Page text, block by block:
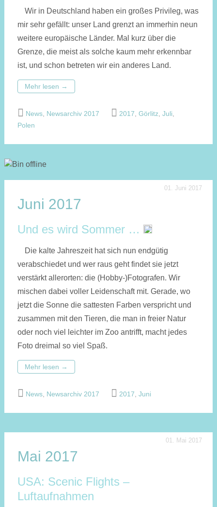
Wir in Deutschland haben ein großes Privileg, was
mir sehr gefällt: unser Land grenzt an immerhin neun
weitere europäische Länder. Mal kurz über die
Grenze, die meist als solche kaum mehr erkennbar
ist, und schon betreten wir ein anderes Land.
Mehr lesen →
News, Newsarchiv 2017 2017 Görlitz Juli
Polen
01. Juni 2017
Juni 2017
Und es wird Sommer …
Die kalte Jahreszeit hat sich nun endgütig
verabschiedet und wer raus geht findet sie jetzt
verstärkt allerorten: die (Hobby-)Fotografen. Wir
mischen dabei voller Leidenschaft mit. Gerade, wo
jetzt die Sonne die sattesten Farben verspricht und
zusammen mit den Tieren, die man in freier Natur
oder noch viel leichter im Zoo antrifft, macht jedes
Foto dreimal so viel Spaß.
Mehr lesen →
News, Newsarchiv 2017 2017 Juni
01. Mai 2017
Mai 2017
USA: Scenic Flights –
Luftaufnahmen